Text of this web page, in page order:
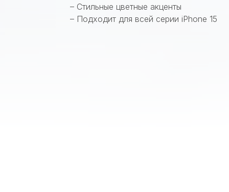
– Стильные цветные акценты
– Подходит для всей серии iPhone 15